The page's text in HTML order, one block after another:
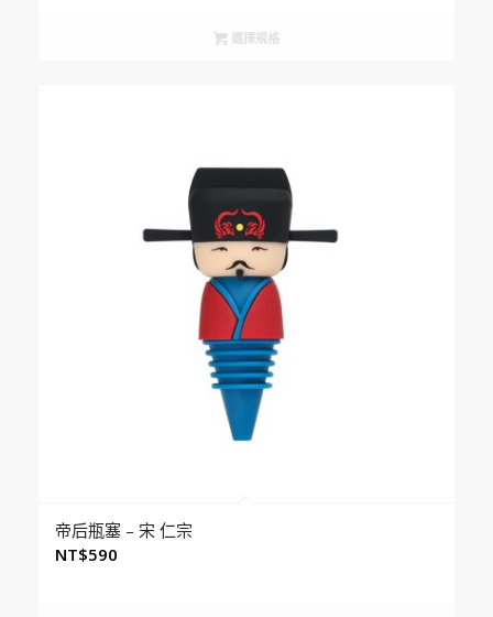
選擇規格
帝后瓶塞 – 宋 仁宗
NT$590